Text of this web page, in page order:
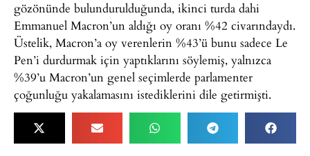
gözönünde bulundurulduğunda, ikinci turda dahi
Emmanuel Macron’un aldığı oy oranı %42 civarındaydı.
Üstelik, Macron’a oy verenlerin %43’ü bunu sadece Le
Pen’i durdurmak için yaptıklarını söylemiş, yalnızca
%39’u Macron’un genel seçimlerde parlamenter
çoğunluğu yakalamasını istediklerini dile getirmişti.